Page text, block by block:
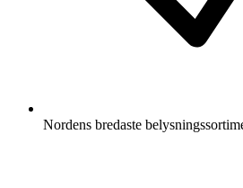
Nordens bredaste